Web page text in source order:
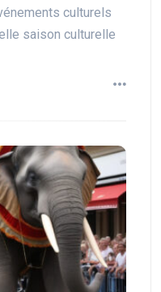
culturels
saison culturelle